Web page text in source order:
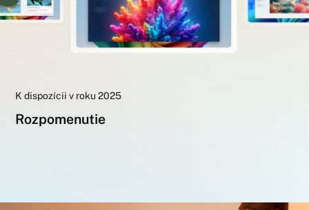
K dispozícii v roku 2025
Rozpomenutie